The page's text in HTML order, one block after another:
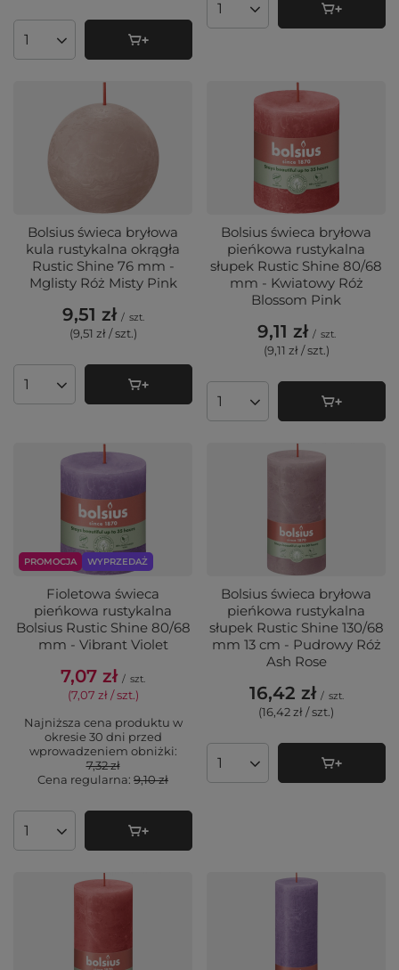
Ilość produktów
Ilość produktów
Bolsius świeca bryłowa
kula rustykalna okrągła
Rustic Shine 76 mm -
Mglisty Róż Misty Pink
9,51 zł / szt.
(9,51 zł / szt.)
Ilość produktów
Bolsius świeca bryłowa
pieńkowa rustykalna
słupek Rustic Shine 80/68
mm - Kwiatowy Róż
Blossom Pink
9,11 zł / szt.
(9,11 zł / szt.)
Ilość produktów
PROMOCJA WYPRZEDAŻ
Fioletowa świeca
pieńkowa rustykalna
Bolsius Rustic Shine 80/68
mm - Vibrant Violet
7,07 zł / szt.
(7,07 zł / szt.)
Najniższa cena produktu w
okresie 30 dni przed
wprowadzeniem obniżki:
7,32 zł
Cena regularna: 9,10 zł
Ilość produktów
Bolsius świeca bryłowa
pieńkowa rustykalna
słupek Rustic Shine 130/68
mm 13 cm - Pudrowy Róż
Ash Rose
16,42 zł / szt.
(16,42 zł / szt.)
Ilość produktów